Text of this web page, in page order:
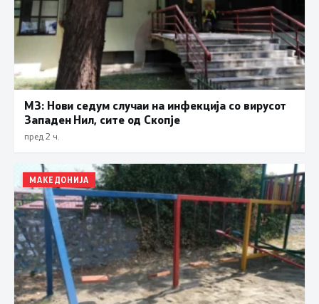
МЗ: Нови седум случаи на инфекција со вирусот
Западен Нил, сите од Скопје
пред 2 ч.
МАКЕДОНИЈА